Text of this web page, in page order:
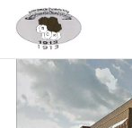
links
Spring
naar
de